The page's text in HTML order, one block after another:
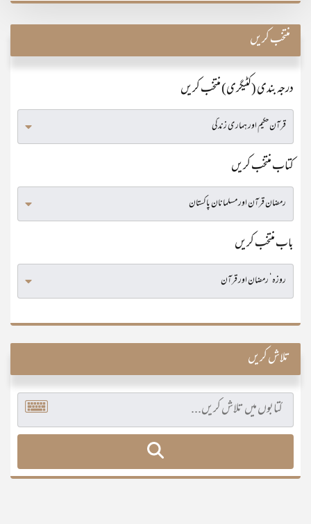
منتخب کریں
درجہ بندی (کٹیگری) منتخب کریں
کتاب منتخب کریں
باب منتخب کریں
تلاش کریں